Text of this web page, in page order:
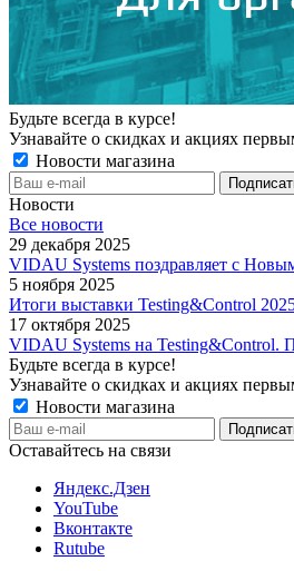
Будьте всегда в курсе!
Узнавайте о скидках и акциях
Новости магазина
Новости
Все новости
29 декабря 2025
VIDAU Systems поздравляет с
5 ноября 2025
Итоги выставки Testing&Control
17 октября 2025
VIDAU Systems на Testing&Control.
Будьте всегда в курсе!
Узнавайте о скидках и акциях
Новости магазина
Оставайтесь на связи
Яндекс.Дзен
YouTube
Вконтакте
Rutube